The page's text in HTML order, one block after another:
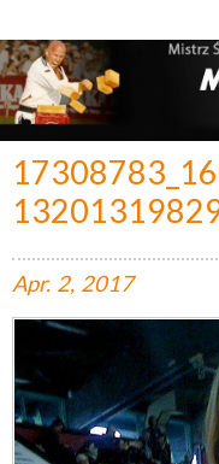
Apr. 2, 2017